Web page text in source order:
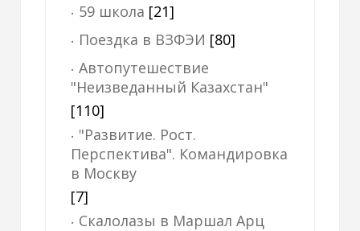
59 школа [21]
Поездка в ВЗФЭИ [80]
Автопутешествие
"Неизведанный Казахстан"
[110]
"Развитие. Рост.
Перспектива". Командировка
в Москву
[7]
Скалолазы в Маршал Арц